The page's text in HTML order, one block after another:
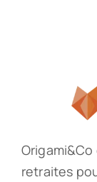
retraites